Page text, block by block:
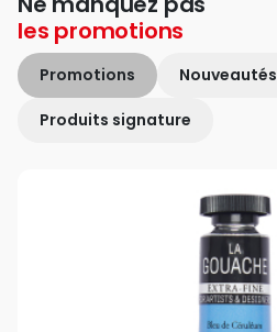
les promotions
Promotions Nouveautés
Produits signature